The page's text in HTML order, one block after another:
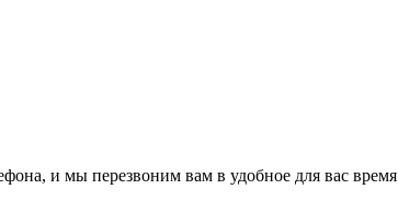
и мы перезвоним вам в удобное для вас время